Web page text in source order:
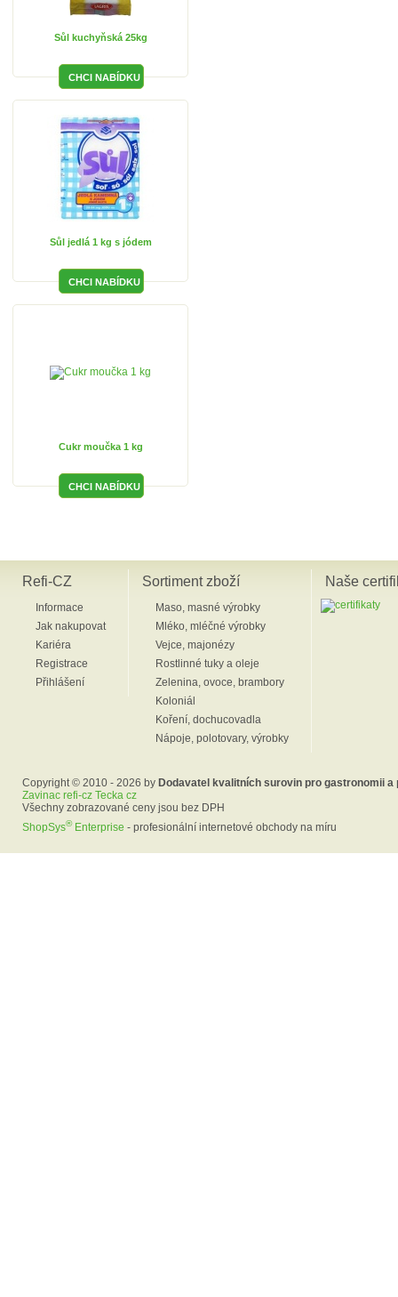
Sůl kuchyňská 25kg
Sůl jedlá 1 kg s jódem
Cukr moučka 1 kg
Refi-CZ
Informace
Jak nakupovat
Kariéra
Registrace
Přihlášení
Sortiment zboží
Maso, masné výrobky
Mléko, mléčné výrobky
Vejce, majonézy
Rostlinné tuky a oleje
Zelenina, ovoce, brambory
Koloniál
Koření, dochucovadla
Nápoje, polotovary, výrobky
Naše
Copyright © 2010 - 2026 by Dodavatel kvalitních surovin pro gastronomii
Zavinac refi-cz Tecka cz
Všechny zobrazované ceny jsou bez DPH
ShopSys®Enterprise - profesionální internetové obchody na míru